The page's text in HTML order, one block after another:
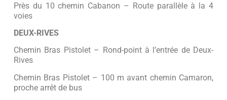
Près du 10 chemin Cabanon – Route parallèle à la 4
voies
DEUX-RIVES
Chemin Bras Pistolet – Rond-point à l’entrée de Deux-
Rives
Chemin Bras Pistolet – 100 m avant chemin Camaron,
proche arrêt de bus